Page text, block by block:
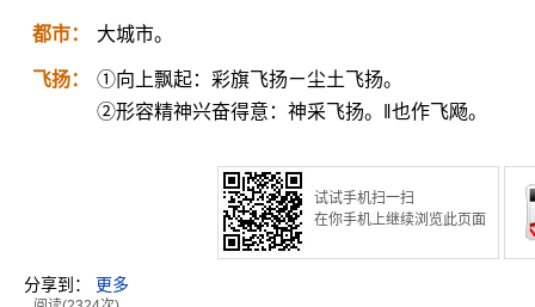
都市： 大城市。
飞扬：
①向上飘起：彩旗飞扬ㄧ尘土飞扬。
②形容精神兴奋得意：神采飞扬。‖也作飞飏。
试试手机扫一扫
在你手机上继续浏览此页面
分享到： 更多